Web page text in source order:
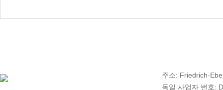
주소: Friedrich-
독일 사업자 번호: